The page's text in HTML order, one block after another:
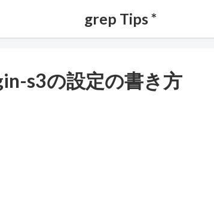
grep Tips *
s3の設定の書き方